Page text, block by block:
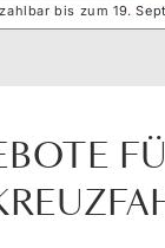
bis zum 19.